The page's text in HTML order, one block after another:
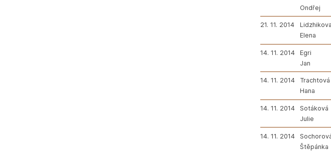
Ondřej
21. 11. 2014
Lidzhikova
Elena
14. 11. 2014
Egri
Jan
14. 11. 2014
Trachtová
Hana
14. 11. 2014
Sotáková
Julie
14. 11. 2014
Štěpánka